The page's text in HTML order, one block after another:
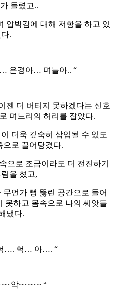
들렸고..
압박감에 대해 저항을 하고 있
다.
… 은경아… 며늘아.. “
젠 더 버티지 못하겠다는 신호
며느리의 허리를 잡았다.
더욱 깊숙히 삽입될 수 있도
으로 끌어당겼다.
으로 조금이라도 더 전진하기
을 쳤고,
언가 뻥 뚫린 공간으로 들어
못하고 몸속으로 나의 씨앗들
냈다.
…. 헉… 아…. “
악~~~~~ “